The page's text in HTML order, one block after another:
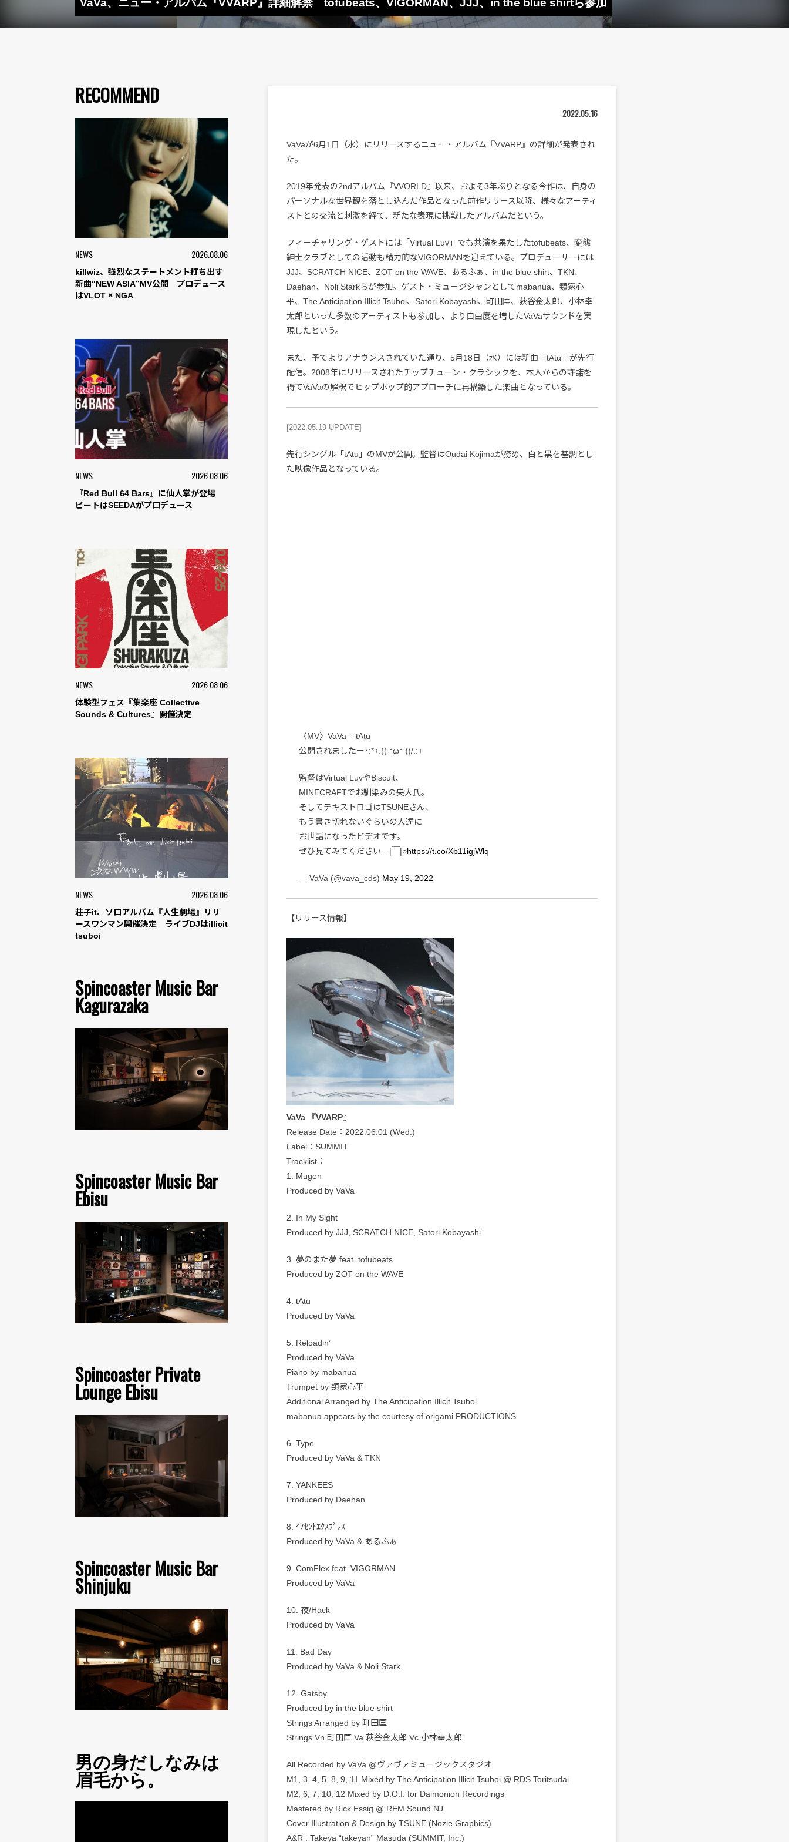
VaVa、ニュー・アルバム『VVARP』詳細解禁 tofubeats、VIGORMAN、JJJ、in the blue shirtら参加
RECOMMEND
NEWS 2026.08.06
killwiz、強烈なステートメント打ち出す
新曲“NEW ASIA”MV公開 プロデュース
はVLOT × NGA
NEWS 2026.08.06
『Red Bull 64 Bars』に仙人掌が登場
ビートはSEEDAがプロデュース
NEWS 2026.08.06
体験型フェス『集楽座 Collective
Sounds & Cultures』開催決定
NEWS 2026.08.06
荘子it、ソロアルバム『人生劇場』リリ
ースワンマン開催決定 ライブDJはillicit
tsuboi
Spincoaster Music Bar
Kagurazaka
Spincoaster Music Bar
Ebisu
Spincoaster Private
Lounge Ebisu
Spincoaster Music Bar
Shinjuku
男の身だしなみは
眉毛から。
2022.05.16
VaVaが6月1日（水）にリリースするニュー・アルバム『VVARP』の詳細が発表され
た。
2019年発表の2ndアルバム『VVORLD』以来、およそ3年ぶりとなる今作は、自身の
パーソナルな世界観を落とし込んだ作品となった前作リリース以降、様々なアーティ
ストとの交流と刺激を経て、新たな表現に挑戦したアルバムだという。
フィーチャリング・ゲストには「Virtual Luv」でも共演を果たしたtofubeats、変態
紳士クラブとしての活動も精力的なVIGORMANを迎えている。プロデューサーには
JJJ、SCRATCH NICE、ZOT on the WAVE、あるふぁ、in the blue shirt、TKN、
Daehan、Noli Starkらが参加。ゲスト・ミュージシャンとしてmabanua、類家心
平、The Anticipation Illicit Tsuboi、Satori Kobayashi、町田匡、荻谷金太郎、小林幸
太郎といった多数のアーティストも参加し、より自由度を増したVaVaサウンドを実
現したという。
また、予てよりアナウンスされていた通り、5月18日（水）には新曲「tAtu」が先行
配信。2008年にリリースされたチップチューン・クラシックを、本人からの許諾を
得てVaVaの解釈でヒップホップ的アプローチに再構築した楽曲となっている。
[2022.05.19 UPDATE]
先行シングル「tAtu」のMVが公開。監督はOudai Kojimaが務め、白と黒を基調とし
た映像作品となっている。
〈MV〉VaVa – tAtu
公開されましたー･:*+.(( °ω° ))/.:+
監督はVirtual LuvやBiscuit、
MINECRAFTでお馴染みの央大氏。
そしてテキストロゴはTSUNEさん、
もう書き切れないぐらいの人達に
お世話になったビデオです。
ぜひ見てみてください＿|￣|○https://t.co/Xb11igjWlq
— VaVa (@vava_cds) May 19, 2022
【リリース情報】
VaVa 『VVARP』
Release Date：2022.06.01 (Wed.)
Label：SUMMIT
Tracklist：
1. Mugen
Produced by VaVa
2. In My Sight
Produced by JJJ, SCRATCH NICE, Satori Kobayashi
3. 夢のまた夢 feat. tofubeats
Produced by ZOT on the WAVE
4. tAtu
Produced by VaVa
5. Reloadin’
Produced by VaVa
Piano by mabanua
Trumpet by 類家心平
Additional Arranged by The Anticipation Illicit Tsuboi
mabanua appears by the courtesy of origami PRODUCTIONS
6. Type
Produced by VaVa & TKN
7. YANKEES
Produced by Daehan
8. ｲﾉｾﾝﾄｴｸｽﾌﾟﾚｽ
Produced by VaVa & あるふぁ
9. ComFlex feat. VIGORMAN
Produced by VaVa
10. 夜/Hack
Produced by VaVa
11. Bad Day
Produced by VaVa & Noli Stark
12. Gatsby
Produced by in the blue shirt
Strings Arranged by 町田匡
Strings Vn.町田匡 Va.萩谷金太郎 Vc.小林幸太郎
All Recorded by VaVa @ヴァヴァミュージックスタジオ
M1, 3, 4, 5, 8, 9, 11 Mixed by The Anticipation Illicit Tsuboi @ RDS Toritsudai
M2, 6, 7, 10, 12 Mixed by D.O.I. for Daimonion Recordings
Mastered by Rick Essig @ REM Sound NJ
Cover Illustration & Design by TSUNE (Nozle Graphics)
A&R : Takeya “takeyan” Masuda (SUMMIT, Inc.)